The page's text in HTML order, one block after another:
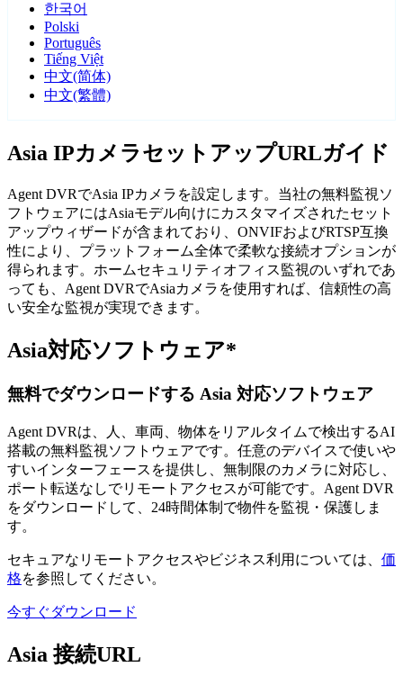
한국어
Polski
Português
Tiếng Việt
中文(简体)
中文(繁體)
Asia IPカメラセットアップURLガイド
Agent DVRでAsia IPカメラを設定します。当社の無料監視ソ
フトウェアにはAsiaモデル向けにカスタマイズされたセット
アップウィザードが含まれており、ONVIFおよびRTSP互換
性により、プラットフォーム全体で柔軟な接続オプションが
得られます。ホームセキュリティオフィス監視のいずれであ
っても、Agent DVRでAsiaカメラを使用すれば、信頼性の高
い安全な監視が実現できます。
Asia対応ソフトウェア*
無料でダウンロードする Asia 対応ソフトウェア
Agent DVRは、人、車両、物体をリアルタイムで検出するAI
搭載の無料監視ソフトウェアです。任意のデバイスで使いや
すいインターフェースを提供し、無制限のカメラに対応し、
ポート転送なしでリモートアクセスが可能です。Agent DVR
をダウンロードして、24時間体制で物件を監視・保護しま
す。
セキュアなリモートアクセスやビジネス利用については、 価
格を参照してください。
今すぐダウンロード
Asia 接続URL